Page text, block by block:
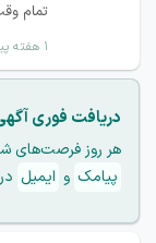
تمام
۱ هفته پیش
دریافت فوری
هر روز فرصت‌های
پیامک و ایمیل